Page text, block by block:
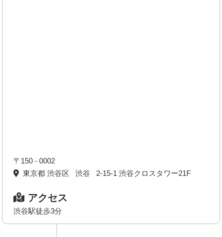
〒150 - 0002
東京都 渋谷区 渋谷 2-15-1 渋谷クロスタワー21F
アクセス
渋谷駅徒歩3分